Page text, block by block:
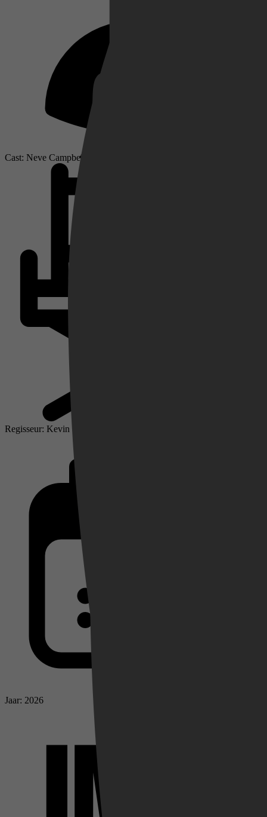
Cast: Neve Campbell, Courteney Cox, Isabel May
Regisseur: Kevin Williamson
Jaar: 2026